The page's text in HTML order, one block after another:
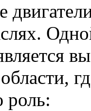
роль: